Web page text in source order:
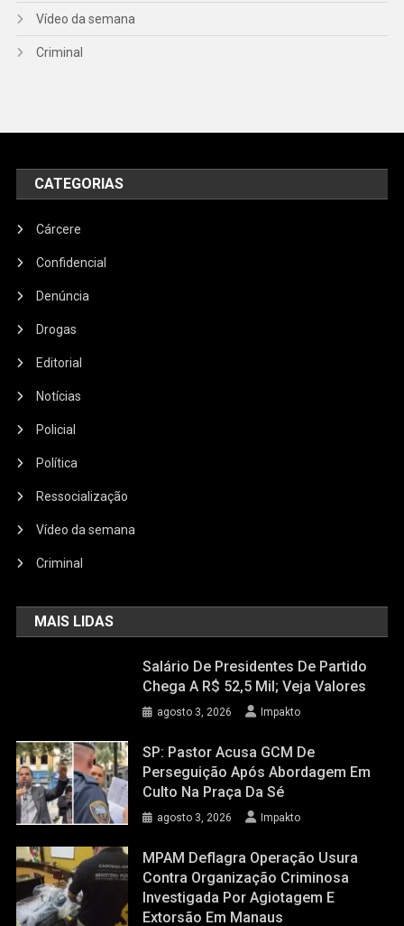
Vídeo da semana
Criminal
CATEGORIAS
Cárcere
Confidencial
Denúncia
Drogas
Editorial
Notícias
Policial
Política
Ressocialização
Vídeo da semana
Criminal
MAIS LIDAS
Salário De Presidentes De Partido
Chega A R$ 52,5 Mil; Veja Valores
agosto 3, 2026 Impakto
SP: Pastor Acusa GCM De
Perseguição Após Abordagem Em
Culto Na Praça Da Sé
agosto 3, 2026 Impakto
MPAM Deflagra Operação Usura
Contra Organização Criminosa
Investigada Por Agiotagem E
Extorsão Em Manaus